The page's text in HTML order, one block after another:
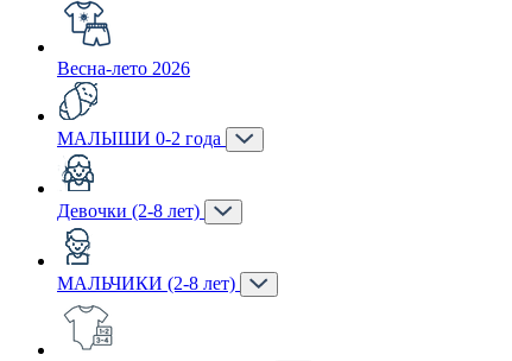
Весна-лето 2026
МАЛЫШИ 0-2 года
Девочки (2-8 лет)
МАЛЬЧИКИ (2-8 лет)